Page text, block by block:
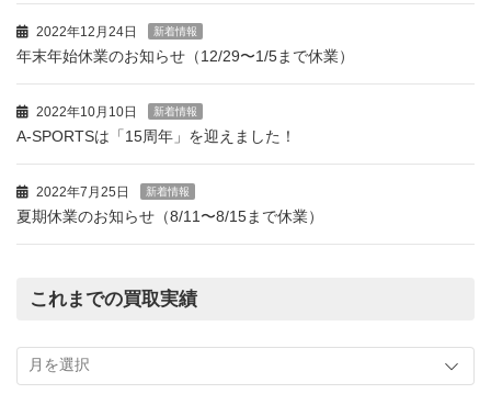
2022年12月24日 新着情報
年末年始休業のお知らせ（12/29〜1/5まで休業）
2022年10月10日 新着情報
A-SPORTSは「15周年」を迎えました！
2022年7月25日 新着情報
夏期休業のお知らせ（8/11〜8/15まで休業）
これまでの買取実績
ま